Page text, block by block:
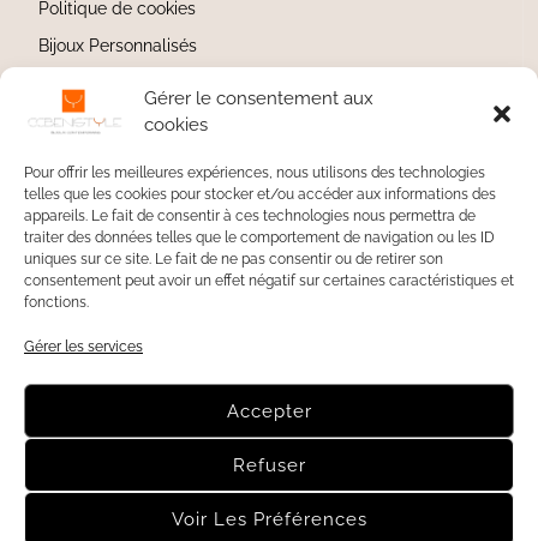
Gérer le consentement aux
cookies
Pour offrir les meilleures expériences, nous utilisons des technologies
telles que les cookies pour stocker et/ou accéder aux informations des
appareils. Le fait de consentir à ces technologies nous permettra de
traiter des données telles que le comportement de navigation ou les ID
uniques sur ce site. Le fait de ne pas consentir ou de retirer son
consentement peut avoir un effet négatif sur certaines caractéristiques et
fonctions.
Gérer les services
Accepter
Refuser
Voir Les Préférences
Politique de cookies
Bijoux Personnalisés
Votre avis compte
My Instagram
Savoir-faire Français • Sur mesure
Charger Plus Suivez-moi sur Instagram
© Tous droits réservés Céline Calone-Benisti 🪬 CCBenistyle